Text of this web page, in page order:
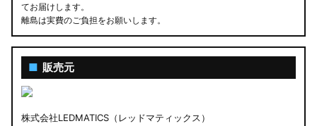
てお届けします。
離島は実費のご負担をお願いします。
■ 販売元
株式会社LEDMATICS（レッドマティックス）